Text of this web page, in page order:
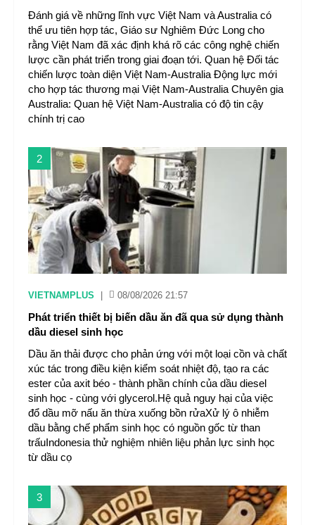
Đánh giá về những lĩnh vực Việt Nam và Australia có
thể ưu tiên hợp tác, Giáo sư Nghiêm Đức Long cho
rằng Việt Nam đã xác định khá rõ các công nghệ chiến
lược cần phát triển trong giai đoạn tới. Quan hệ Đối tác
chiến lược toàn diện Việt Nam-Australia Động lực mới
cho hợp tác thương mại Việt Nam-Australia Chuyên gia
Australia: Quan hệ Việt Nam-Australia có độ tin cậy
chính trị cao
2
VIETNAMPLUS 08/08/2026 21:57
Phát triển thiết bị biến dầu ăn đã qua sử dụng thành
dầu diesel sinh học
Dầu ăn thải được cho phản ứng với một loại cồn và chất
xúc tác trong điều kiện kiểm soát nhiệt độ, tạo ra các
ester của axit béo - thành phần chính của dầu diesel
sinh học - cùng với glycerol.Hệ quả nguy hại của việc
đổ dầu mỡ nấu ăn thừa xuống bồn rửaXử lý ô nhiễm
dầu bằng chế phẩm sinh học có nguồn gốc từ than
trấuIndonesia thử nghiệm nhiên liệu phản lực sinh học
từ dầu cọ
3